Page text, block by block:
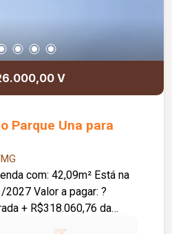
V
Parque Una para
Está na
a pagar: ?
+ R$318.060,76 da